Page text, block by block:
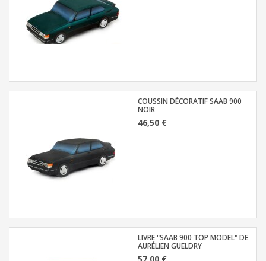
COUSSIN DÉCORATIF SAAB 900
NOIR
46,50 €
LIVRE "SAAB 900 TOP MODEL" DE
AURÉLIEN GUELDRY
57,00 €